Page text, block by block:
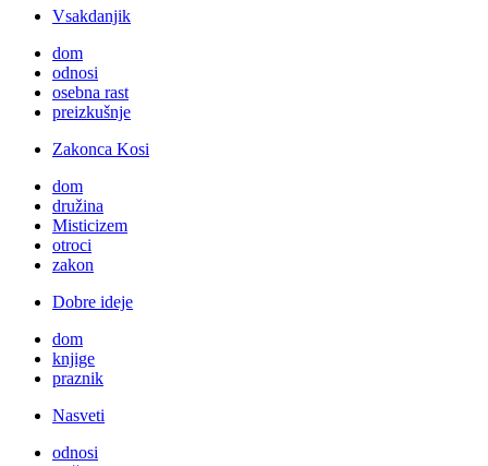
Vsakdanjik
dom
odnosi
osebna rast
preizkušnje
Zakonca Kosi
dom
družina
Misticizem
otroci
zakon
Dobre ideje
dom
knjige
praznik
Nasveti
odnosi